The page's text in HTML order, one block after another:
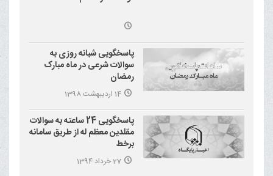
پاسخگویی شبانه روزی به
سوالات شرعی در ماه مبارک
رمضان
14 اردیبهشت 1398
پاسخگویی 24 ساعته به سوالات
مقلدین معظم له از طریق سامانه
برخط
27 خرداد 1394